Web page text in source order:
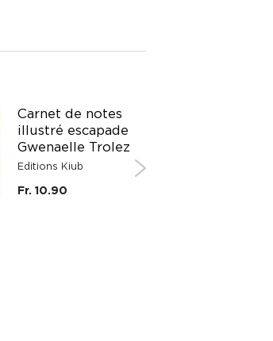
Carnet de notes
illustré escapade
Gwenaelle Trolez
Editions Kiub
Fr. 10.90